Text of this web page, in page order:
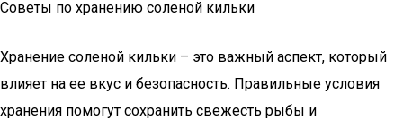
Советы по хранению соленой кильки
Хранение соленой кильки – это важный аспект, который
влияет на ее вкус и безопасность. Правильные условия
хранения помогут сохранить свежесть рыбы и